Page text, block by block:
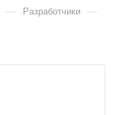
— Разработчики —